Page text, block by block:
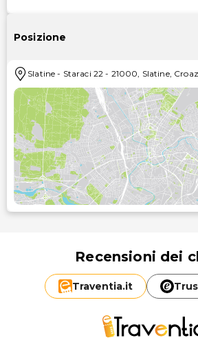
Posizione
Slatine - Staraci 22 - 21000, Slatine,
Recensioni dei
Traventia.it